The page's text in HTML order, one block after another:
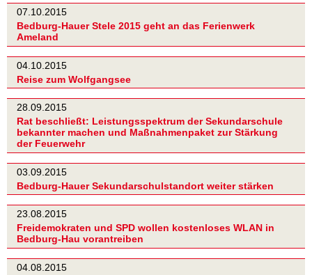
07.10.2015
Bedburg-Hauer Stele 2015 geht an das Ferienwerk
Ameland
04.10.2015
Reise zum Wolfgangsee
28.09.2015
Rat beschließt: Leistungsspektrum der Sekundarschule
bekannter machen und Maßnahmenpaket zur Stärkung
der Feuerwehr
03.09.2015
Bedburg-Hauer Sekundarschulstandort weiter stärken
23.08.2015
Freidemokraten und SPD wollen kostenloses WLAN in
Bedburg-Hau vorantreiben
04.08.2015